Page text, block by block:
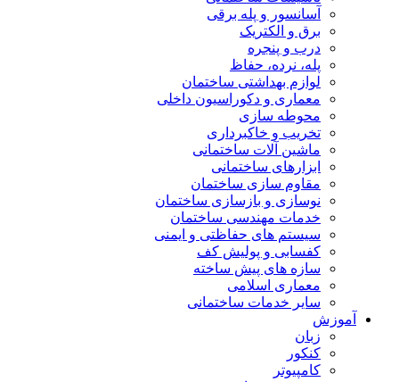
آسانسور و پله برقی
برق و الکتریک
درب و پنجره
پله، نرده، حفاظ
لوازم بهداشتی ساختمان
معماری و دکوراسیون داخلی
محوطه سازی
تخریب و خاکبرداری
ماشین آلات ساختمانی
ابزارهای ساختمانی
مقاوم سازی ساختمان
نوسازی و بازسازی ساختمان
خدمات مهندسی ساختمان
سیستم های حفاظتی و ایمنی
کفسابی و پولیش کف
سازه های پیش ساخته
معماری اسلامی
سایر خدمات ساختمانی
آموزش
زبان
کنکور
کامپیوتر